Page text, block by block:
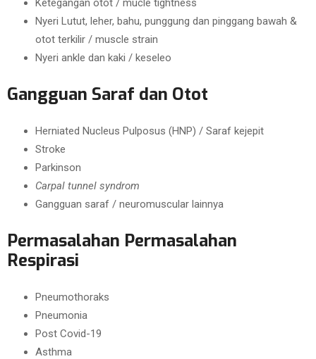
Ketegangan otot / mucle tightness
Nyeri Lutut, leher, bahu, punggung dan pinggang bawah &
otot terkilir / muscle strain
Nyeri ankle dan kaki / keseleo
Gangguan Saraf dan Otot
Herniated Nucleus Pulposus (HNP) / Saraf kejepit
Stroke
Parkinson
Carpal tunnel syndrom
Gangguan saraf / neuromuscular lainnya
Permasalahan Permasalahan
Respirasi
Pneumothoraks
Pneumonia
Post Covid-19
Asthma